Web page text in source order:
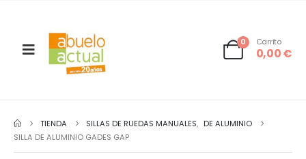
0 Carrito
0,00€
TIENDA SILLAS DE RUEDAS MANUALES, DE ALUMINIO
SILLA DE ALUMINIO GADES GAP